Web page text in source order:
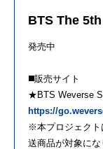
BTS The
発売中
◼️販売サイト
★BTS Weverse
https://
※本プロジェクト
送商品が対象にな